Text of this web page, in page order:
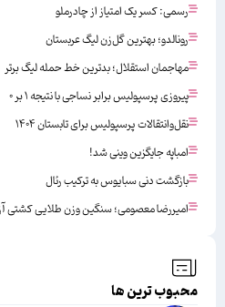
رسمی: کسر یک امتیاز از چادرملو
رونالدو؛ بهترین گل‌زن لیگ عربستان
مهاجمان استقلال؛ بدترین خط حمله لیگ برتر
پیروزی پرسپولیس برابر نساجی با نتیجه ۱ بر ۰
نقل‌وانتقالات پرسپولیس برای تابستان ۱۴۰۴
امباپه جایگزین وینی شد!
بازگشت دنی سبایوس به ترکیب رئال
امیررضا معصومی؛ سنگین وزن طلایی کشتی آزاد
محبوب ترین ها